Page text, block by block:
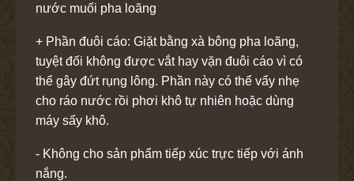
nước muối pha loãng
+ Phần đuôi cáo: Giặt bằng xà bông pha loãng,
tuyệt đối không được vắt hay vặn đuôi cáo vì có
thể gây đứt rụng lông. Phần này có thể vẩy nhẹ
cho ráo nước rồi phơi khô tự nhiên hoặc dùng
máy sấy khô.
- Không cho sản phẩm tiếp xúc trực tiếp với ánh
nắng.